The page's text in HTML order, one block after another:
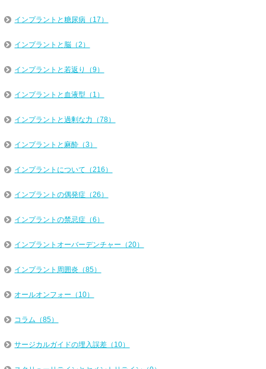
インプラントと糖尿病（17）
インプラントと脳（2）
インプラントと若返り（9）
インプラントと血液型（1）
インプラントと過剰な力（78）
インプラントと麻酔（3）
インプラントについて（216）
インプラントの偶発症（26）
インプラントの禁忌症（6）
インプラントオーバーデンチャー（20）
インプラント周囲炎（85）
オールオンフォー（10）
コラム（85）
サージカルガイドの埋入誤差（10）